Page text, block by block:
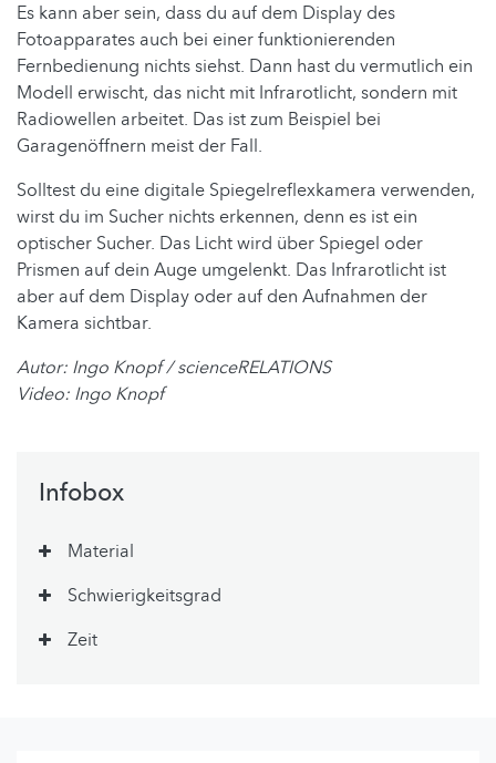
Es kann aber sein, dass du auf dem Display des
Fotoapparates auch bei einer funktionierenden
Fernbedienung nichts siehst. Dann hast du vermutlich ein
Modell erwischt, das nicht mit Infrarotlicht, sondern mit
Radiowellen arbeitet. Das ist zum Beispiel bei
Garagenöffnern meist der Fall.
Solltest du eine digitale Spiegelreflexkamera verwenden,
wirst du im Sucher nichts erkennen, denn es ist ein
optischer Sucher. Das Licht wird über Spiegel oder
Prismen auf dein Auge umgelenkt. Das Infrarotlicht ist
aber auf dem Display oder auf den Aufnahmen der
Kamera sichtbar.
Autor: Ingo Knopf / scienceRELATIONS
Video: Ingo Knopf
Infobox
Material
Schwierigkeitsgrad
Zeit